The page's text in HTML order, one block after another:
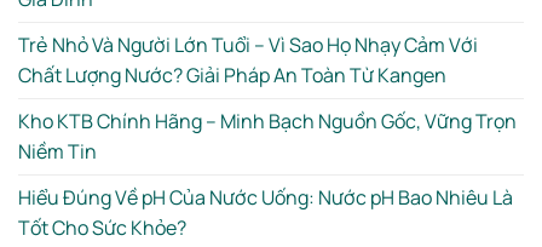
Trẻ Nhỏ Và Người Lớn Tuổi – Vì Sao Họ Nhạy Cảm Với
Chất Lượng Nước? Giải Pháp An Toàn Từ Kangen
Kho KTB Chính Hãng – Minh Bạch Nguồn Gốc, Vững Trọn
Niềm Tin
Hiểu Đúng Về pH Của Nước Uống: Nước pH Bao Nhiêu Là
Tốt Cho Sức Khỏe?